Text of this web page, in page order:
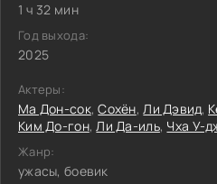
1 ч 32 мин
Год выхода:
2025
Актеры:
Ма Дон-сок,Сохён,Ли Дэвид,
Ким До-гон,Ли Да-иль, Чха У-
Жанр:
ужасы, боевик